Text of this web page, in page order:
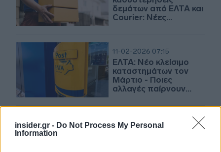
insider.gr - Do Not Process My Personal
Information
δεμάτων από ΕΛΤΑ και
Courier: Νέες
11-02-2026 07:15
ΕΛΤΑ: Νέο κλείσιμο
καταστημάτων τον
Μάρτιο - Ποιες
αλλαγές παίρνουν
11-02-2026 07:06